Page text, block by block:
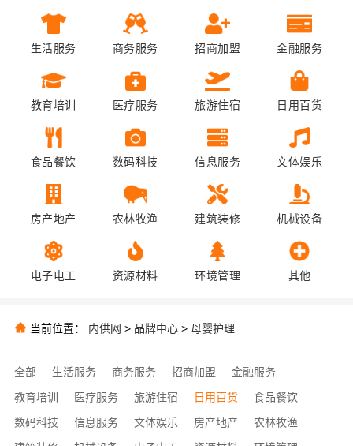
生活服务 商务服务 招商加盟 金融服务
教育培训 医疗服务 旅游住宿 日用百货
食品餐饮 数码科技 信息服务 文体娱乐
房产地产 农林牧渔 建筑装修 机械设备
电子电工 资源材料 环境管理 其他
当前位置： 内供网 > 品牌中心 > 母婴护理
全部 生活服务 商务服务 招商加盟
金融服务
教育培训
医疗服务 旅游住宿 日用百货
食品餐饮
数码科技
信息服务 文体娱乐 房产地产
农林牧渔